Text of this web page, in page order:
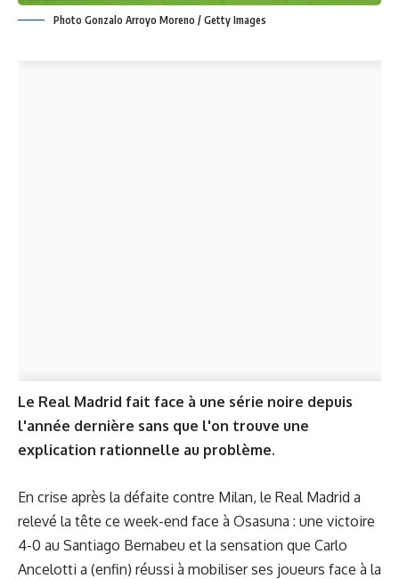
Photo Gonzalo Arroyo Moreno / Getty Images
Le Real Madrid fait face à une série noire depuis
l'année dernière sans que l'on trouve une
explication rationnelle au problème.
En crise après la défaite contre Milan, le Real Madrid a
relevé la tête ce week-end face à Osasuna : une victoire
4-0 au Santiago Bernabeu et la sensation que Carlo
Ancelotti a (enfin) réussi à mobiliser ses joueurs face à la